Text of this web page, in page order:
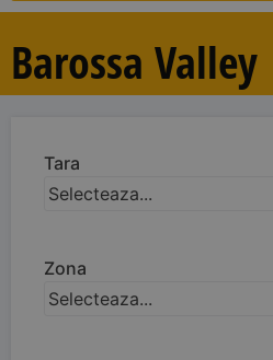
Barossa Valley
Tara
Selecteaza...
Zona
Selecteaza...